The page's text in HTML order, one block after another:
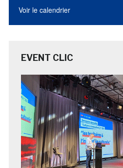
Voir le calendrier
EVENT CLIC